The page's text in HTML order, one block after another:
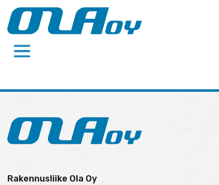
Skip
content
Rakennusliike Ola Oy